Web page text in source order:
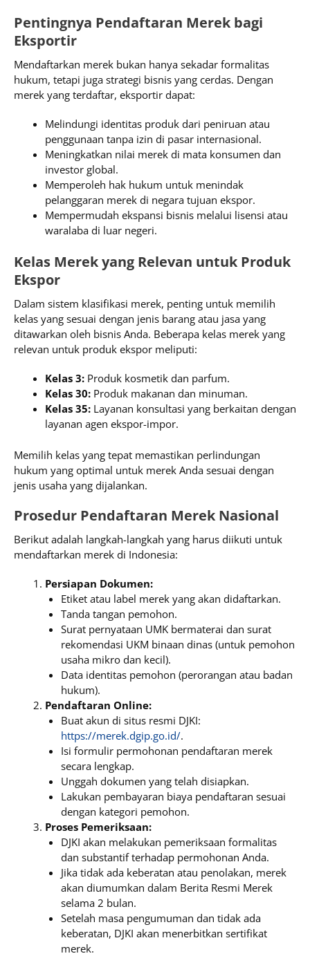
Pentingnya Pendaftaran Merek bagi
Eksportir
Mendaftarkan merek bukan hanya sekadar formalitas
hukum, tetapi juga strategi bisnis yang cerdas. Dengan
merek yang terdaftar, eksportir dapat:
Melindungi identitas produk dari peniruan atau
penggunaan tanpa izin di pasar internasional.
Meningkatkan nilai merek di mata konsumen dan
investor global.
Memperoleh hak hukum untuk menindak
pelanggaran merek di negara tujuan ekspor.
Mempermudah ekspansi bisnis melalui lisensi atau
waralaba di luar negeri.
Kelas Merek yang Relevan untuk Produk
Ekspor
Dalam sistem klasifikasi merek, penting untuk memilih
kelas yang sesuai dengan jenis barang atau jasa yang
ditawarkan oleh bisnis Anda. Beberapa kelas merek yang
relevan untuk produk ekspor meliputi:
Kelas 3: Produk kosmetik dan parfum.
Kelas 30: Produk makanan dan minuman.
Kelas 35: Layanan konsultasi yang berkaitan dengan
layanan agen ekspor-impor.
Memilih kelas yang tepat memastikan perlindungan
hukum yang optimal untuk merek Anda sesuai dengan
jenis usaha yang dijalankan.
Prosedur Pendaftaran Merek Nasional
Berikut adalah langkah-langkah yang harus diikuti untuk
mendaftarkan merek di Indonesia:
Persiapan Dokumen:
Etiket atau label merek yang akan didaftarkan.
Tanda tangan pemohon.
Surat pernyataan UMK bermaterai dan surat
rekomendasi UKM binaan dinas (untuk pemohon
usaha mikro dan kecil).
Data identitas pemohon (perorangan atau badan
hukum).
Pendaftaran Online:
Buat akun di situs resmi DJKI:
https://merek.dgip.go.id/.
Isi formulir permohonan pendaftaran merek
secara lengkap.
Unggah dokumen yang telah disiapkan.
Lakukan pembayaran biaya pendaftaran sesuai
dengan kategori pemohon.
Proses Pemeriksaan:
DJKI akan melakukan pemeriksaan formalitas
dan substantif terhadap permohonan Anda.
Jika tidak ada keberatan atau penolakan, merek
akan diumumkan dalam Berita Resmi Merek
selama 2 bulan.
Setelah masa pengumuman dan tidak ada
keberatan, DJKI akan menerbitkan sertifikat
merek.